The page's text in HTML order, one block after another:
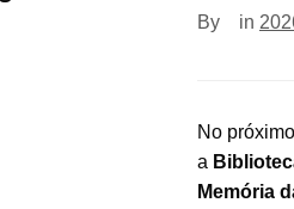
By in
No
a
Memória